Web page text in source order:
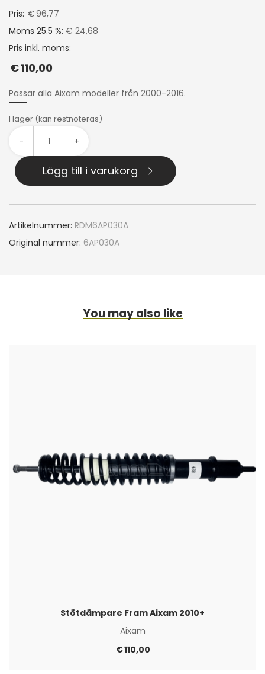
Pris: €96,77
Moms 25.5 %: € 24,68
Pris inkl. moms:
€110,00
Passar alla Aixam modeller från 2000-2016.
I lager (kan restnoteras)
- +
Lägg till i varukorg
Artikelnummer: RDM6AP030A
Original nummer: 6AP030A
You may also like
Stötdämpare Fram Aixam 2010+
Aixam
€110,00